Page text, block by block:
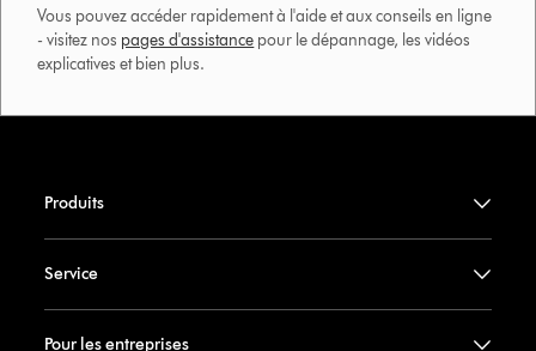
Vous pouvez accéder rapidement à l'aide et aux conseils en ligne
- visitez nos pages d'assistance pour le dépannage, les vidéos
explicatives et bien plus.​
Produits
Service
Pour les entreprises